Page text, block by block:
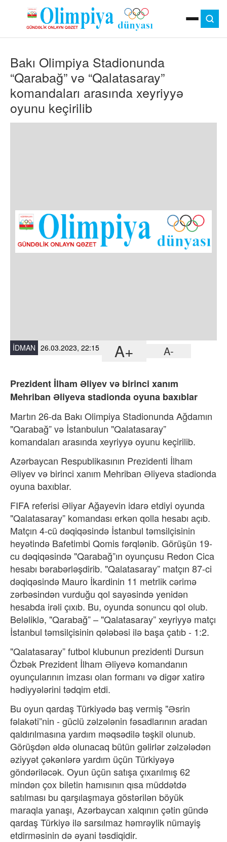
MOK
OLIMPIYA OYUNLARI
ÇAP VERSIYASI
İDMAN
OLIMPIYA HƏRƏKATI
Bakı Olimpiya Stadionunda
“Qarabağ” və “Qalatasaray”
komandaları arasında xeyriyyə
oyunu keçirilib
İDMAN 26.03.2023, 22:15 A+ A-
Prezident İlham Əliyev və birinci xanım
Mehriban Əliyeva stadionda oyuna baxıblar
Martın 26-da Bakı Olimpiya Stadionunda Ağdamın
"Qarabağ” və İstanbulun "Qalatasaray”
komandaları arasında xeyriyyə oyunu keçirilib.
Azərbaycan Respublikasının Prezidenti İlham
Əliyev və birinci xanım Mehriban Əliyeva stadionda
oyuna baxıblar.
FIFA referisi Əliyar Ağayevin idarə etdiyi oyunda
"Qalatasaray” komandası erkən qolla hesabı açıb.
Matçın 4-cü dəqiqəsində İstanbul təmsilçisinin
heyətində Bafetimbi Qomis fərqlənib. Görüşün 19-
cu dəqiqəsində "Qarabağ”ın oyunçusu Redon Cica
hesabı bərabərləşdirib. "Qalatasaray” matçın 87-ci
dəqiqəsində Mauro İkardinin 11 metrlik cərimə
zərbəsindən vurduğu qol sayəsində yenidən
hesabda irəli çıxıb. Bu, oyunda sonuncu qol olub.
Beləliklə, "Qarabağ” – "Qalatasaray” xeyriyyə matçı
İstanbul təmsilçisinin qələbəsi ilə başa çatıb - 1:2.
"Qalatasaray” futbol klubunun prezidenti Dursun
Özbək Prezident İlham Əliyevə komandanın
oyunçularının imzası olan formanı və digər xatirə
hədiyyələrini tədqim etdi.
Bu oyun qardaş Türkiyədə baş vermiş "Əsrin
fəlakəti”nin - güclü zəlzələnin fəsadlarının aradan
qaldırılmasına yardım məqsədilə təşkil olunub.
Görüşdən əldə olunacaq bütün gəlirlər zəlzələdən
əziyyət çəkənlərə yardım üçün Türkiyəyə
göndəriləcək. Oyun üçün satışa çıxarılmış 62
mindən çox biletin hamısının qısa müddətdə
satılması bu qarşılaşmaya göstərilən böyük
maraqla yanaşı, Azərbaycan xalqının çətin gündə
qardaş Türkiyə ilə sarsılmaz həmrəylik nümayiş
etdirməsinin də əyani təsdiqidir.